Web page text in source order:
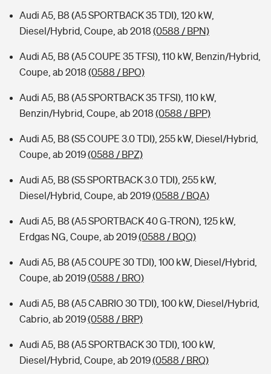
Audi A5, B8 (A5 SPORTBACK 35 TDI), 120 kW,
Diesel/Hybrid, Coupe, ab 2018 (0588 / BPN)
Audi A5, B8 (A5 COUPE 35 TFSI), 110 kW, Benzin/Hybrid,
Coupe, ab 2018 (0588 / BPO)
Audi A5, B8 (A5 SPORTBACK 35 TFSI), 110 kW,
Benzin/Hybrid, Coupe, ab 2018 (0588 / BPP)
Audi A5, B8 (S5 COUPE 3.0 TDI), 255 kW, Diesel/Hybrid,
Coupe, ab 2019(0588 / BPZ)
Audi A5, B8 (S5 SPORTBACK 3.0 TDI), 255 kW,
Diesel/Hybrid, Coupe, ab 2019(0588 / BQA)
Audi A5, B8 (A5 SPORTBACK 40 G-TRON), 125 kW,
Erdgas NG, Coupe, ab 2019(0588 / BQQ)
Audi A5, B8 (A5 COUPE 30 TDI), 100 kW, Diesel/Hybrid,
Coupe, ab 2019(0588 / BRO)
Audi A5, B8 (A5 CABRIO 30 TDI), 100 kW, Diesel/Hybrid,
Cabrio, ab 2019(0588 / BRP)
Audi A5, B8 (A5 SPORTBACK 30 TDI), 100 kW,
Diesel/Hybrid, Coupe, ab 2019(0588 / BRQ)